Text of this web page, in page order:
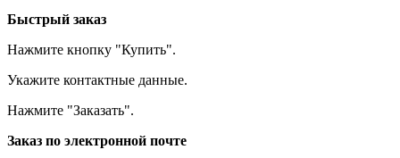
Быстрый заказ
Нажмите кнопку "Купить".
Укажите контактные данные.
Нажмите "Заказать".
Заказ по электронной почте